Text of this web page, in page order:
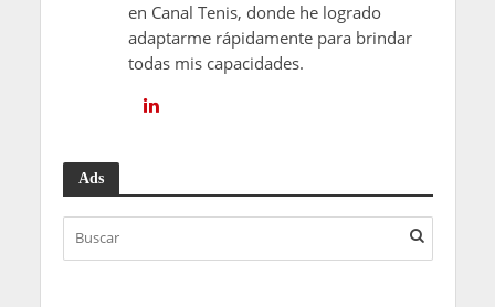
en Canal Tenis, donde he logrado
adaptarme rápidamente para brindar
todas mis capacidades.
Ads